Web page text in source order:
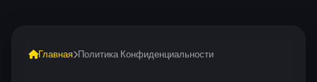
Главная Политика Конфиденциальности